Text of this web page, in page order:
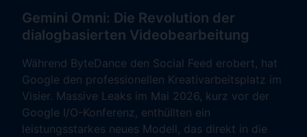
Gemini Omni: Die Revolution der
dialogbasierten Videobearbeitung
Während ByteDance den Social Feed erobert, hat
Google den professionellen Kreativarbeitsplatz im
Visier. Massive Leaks im Mai 2026, kurz vor der
Google I/O-Konferenz, enthüllten ein
leistungsstarkes neues Modell, das direkt in die